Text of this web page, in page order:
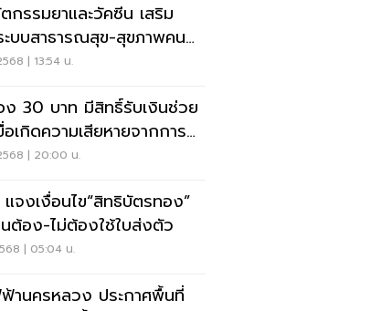
กรรมยาและวัคซีน เสริม
บบสาธารณสุข-สุขภาพคน
| 13:54 น.
30 บาท มีสิทธิ์รับเงินช่วย
อเกิดความเสียหายจากการ
| 20:00 น.
จงเงื่อนไข“สิทธิบัตรทอง”
ต้อง-ไม่ต้องใช้ใบส่งตัว
| 05:04 น.
านครหลวง ประกาศพื้นที่